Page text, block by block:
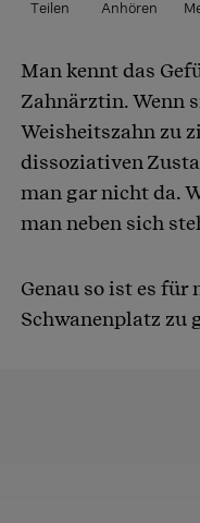
Teilen Anhören
Article
Man kennt das
Zahnärztin. Wenn
Weisheitszahn zu
dissoziativen
man gar nicht da.
man neben sich
Genau so ist es für
Schwanenplatz zu